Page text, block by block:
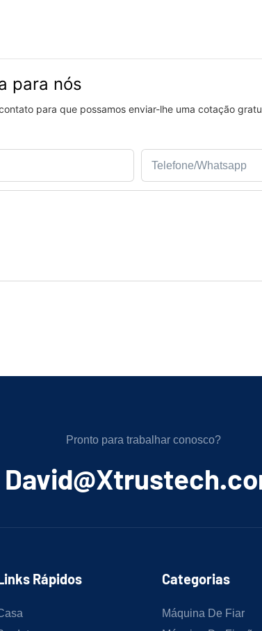
para nós
para que possamos enviar-lhe uma cotação
Telefone/whatsapp
Pronto para trabalhar conosco?
Rápidos Categorias
Máquina De Fiar